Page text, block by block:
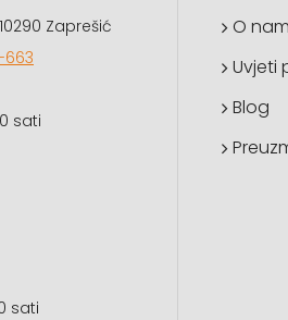
Zaprešić
663
sati
sati
O
Uvjeti
Blog